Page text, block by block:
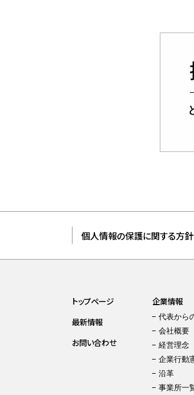
個人情報の保護に関する方針
トップページ
最新情報
お問い合わせ
企業情報
代表から
会社概要
経営理念
企業行動
沿革
事業所一